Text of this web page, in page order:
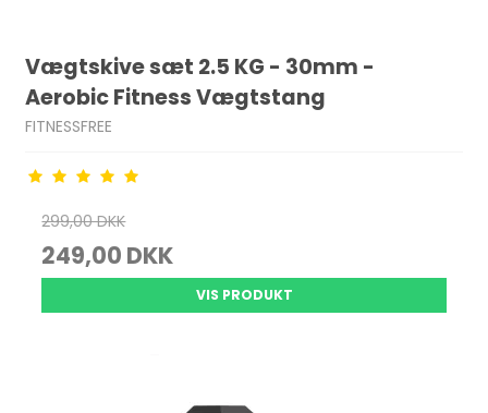
Vægtskive sæt 2.5 KG - 30mm -
Aerobic Fitness Vægtstang
FITNESSFREE
299,00 DKK
249,00 DKK
VIS PRODUKT